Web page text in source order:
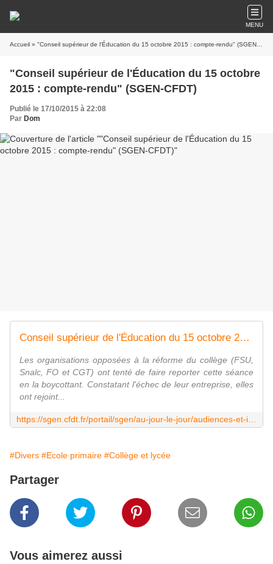
MENU
Accueil » "Conseil supérieur de l'Éducation du 15 octobre 2015 : compte-rendu" (SGEN-CFDT)
"Conseil supérieur de l'Éducation du 15 octobre
2015 : compte-rendu" (SGEN-CFDT)
Publié le 17/10/2015 à 22:08
Par Dom
Conseil supérieur de l'Éducation du 15 octobre 2015 : compte-rendu
Les organisations opposées à la réforme du collège (FSU,
Snalc, FO et CGT) ont tenté de faire reporter cette séance
en la boycottant. Constatant l'échec de leur entreprise, elles
ont rejoint...
#Divers #Ecole primaire #Collège et lycée
Partager
Vous aimerez aussi